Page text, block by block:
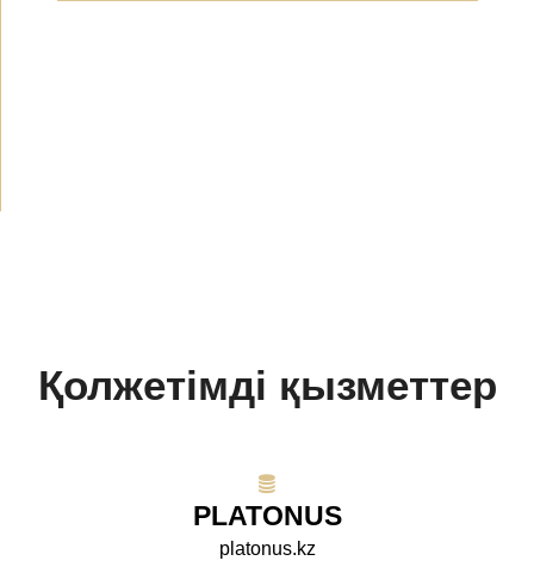
Қолжетімді қызметтер
PLATONUS
platonus.kz